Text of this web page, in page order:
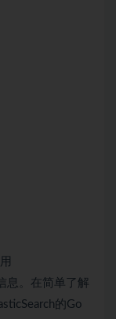
息。在简单了解
的Go